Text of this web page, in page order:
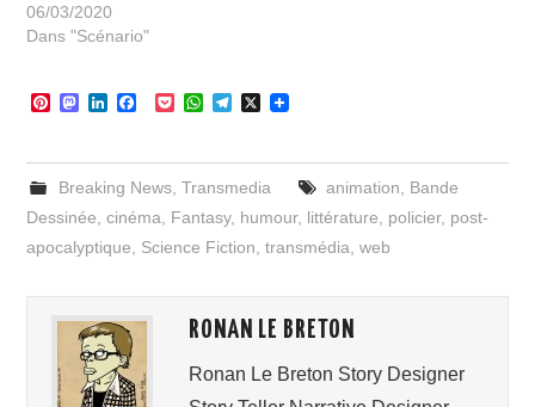
06/03/2020
Dans "Scénario"
P
t
e
e
t
M
t
d
o
L
k
d
I
e
b
o
o
P
k
e
t
W
t
A
p
T
e
r
a
X
Breaking News, Transmedia animation, Bande
Dessinée,cinéma, Fantasy, humour, littérature, policier, post-
apocalyptique, Science Fiction,transmédia,web
RONAN LE BRETON
Ronan Le Breton Story Designer